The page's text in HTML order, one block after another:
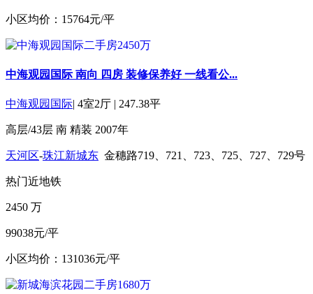
小区均价：15764元/平
中海观园国际 南向 四房 装修保养好 一线看公...
中海观园国际| 4室2厅 | 247.38平
高层/43层 南 精装 2007年
天河区-珠江新城东 金穗路719、721、723、725、727、729号
热门近地铁
2450 万
99038元/平
小区均价：131036元/平